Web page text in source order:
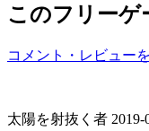
このフリーゲ
コメント・レビュー
太陽を射抜く者 2019-